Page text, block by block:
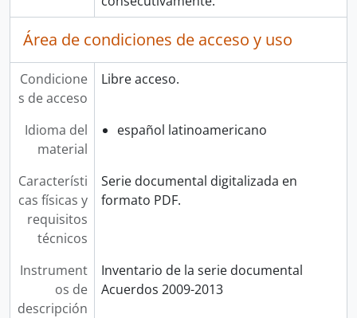
Área de condiciones de acceso y uso
Condicione
s de acceso
Libre acceso.
Idioma del
material
español latinoamericano
Característi
cas físicas y
requisitos
técnicos
Serie documental digitalizada en
formato PDF.
Instrument
os de
descripción
Inventario de la serie documental
Acuerdos 2009-2013